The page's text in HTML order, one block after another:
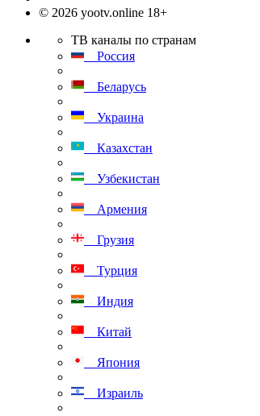
© 2026 yootv.online 18+
ТВ каналы по странам
Россия
Беларусь
Украина
Казахстан
Узбекистан
Армения
Грузия
Турция
Индия
Китай
Япония
Израиль